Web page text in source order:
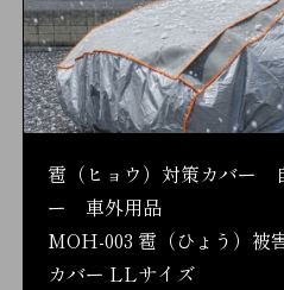
雹（ヒョウ）対策カバー
ー 車外用品
MOH-003 雹（ひょう）被
カバー LLサイズ